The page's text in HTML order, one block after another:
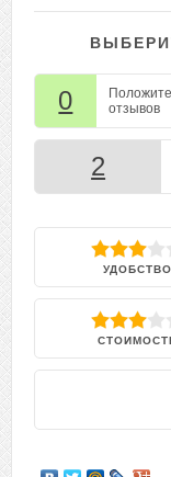
0
отзывов
2
УДОБСТВО